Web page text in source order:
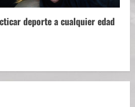
deporte a cualquier edad